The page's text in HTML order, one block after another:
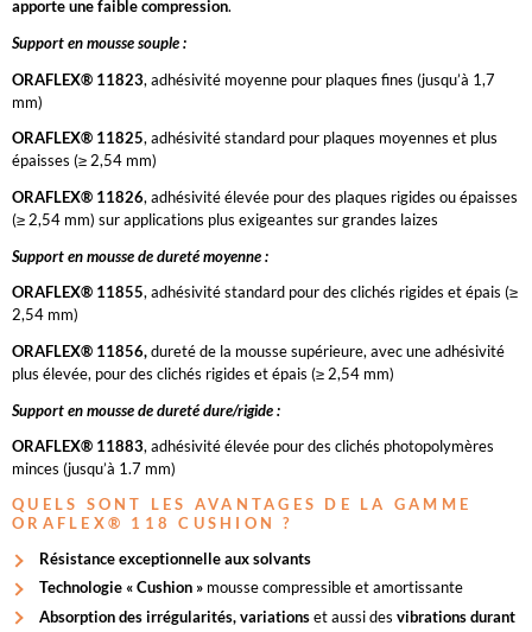
apporte une faible compression.
Support en mousse souple :
ORAFLEX® 11823, adhésivité moyenne pour plaques fines (jusqu’à 1,7
mm)
ORAFLEX® 11825, adhésivité standard pour plaques moyennes et plus
épaisses (≥ 2,54 mm)
ORAFLEX® 11826, adhésivité élevée pour des plaques rigides ou épaisses
(≥ 2,54 mm) sur applications plus exigeantes sur grandes laizes
Support en mousse de dureté moyenne :
ORAFLEX® 11855, adhésivité standard pour des clichés rigides et épais (≥
2,54 mm)
ORAFLEX® 11856,dureté de la mousse supérieure, avec une adhésivité
plus élevée, pour des clichés rigides et épais (≥ 2,54 mm)
Support en mousse de dureté dure/rigide :
ORAFLEX® 11883, adhésivité élevée pour des clichés photopolymères
minces (jusqu’à 1.7 mm)
QUELS SONT LES AVANTAGES DE LA GAMME
ORAFLEX® 118 CUSHION ?
Résistance exceptionnelle aux solvants
Technologie « Cushion » mousse compressible et amortissante
Absorption des irrégularités, variationset aussi des vibrations durant